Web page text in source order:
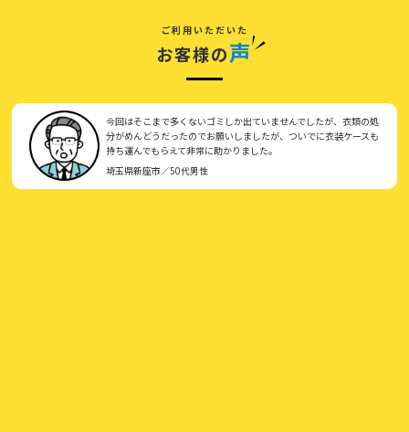
ご利用いただいた
お客様の声
今回はそこまで多くないゴミしか出ていませんでしたが、衣類の処
分がめんどうだったのでお願いしましたが、ついでに衣装ケースも
持ち運んでもらえて非常に助かりました。
埼玉県新座市／50代男性